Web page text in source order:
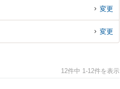
変更
変更
12件中 1-12件を表示